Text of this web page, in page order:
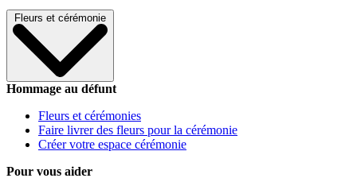
Fleurs et cérémonie
Hommage au défunt
Fleurs et cérémonies
Faire livrer des fleurs pour la cérémonie
Créer votre espace cérémonie
Pour vous aider